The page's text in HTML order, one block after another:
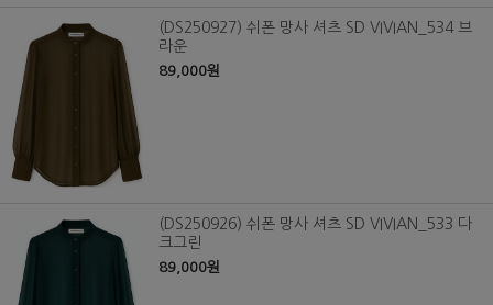
(DS250927) 쉬폰 망사 셔츠 SD VIVIAN_534 브
라운
89,000원
(DS250926) 쉬폰 망사 셔츠 SD VIVIAN_533 다
크그린
89,000원